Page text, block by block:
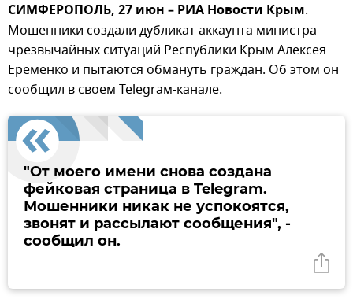
СИМФЕРОПОЛЬ, 27 июн – РИА Новости Крым.
Мошенники создали дубликат аккаунта министра
чрезвычайных ситуаций Республики Крым Алексея
Еременко и пытаются обмануть граждан. Об этом он
сообщил в своем Telegraм-канале.
"От моего имени снова создана
фейковая страница в Telegram.
Мошенники никак не успокоятся,
звонят и рассылают сообщения", -
сообщил он.